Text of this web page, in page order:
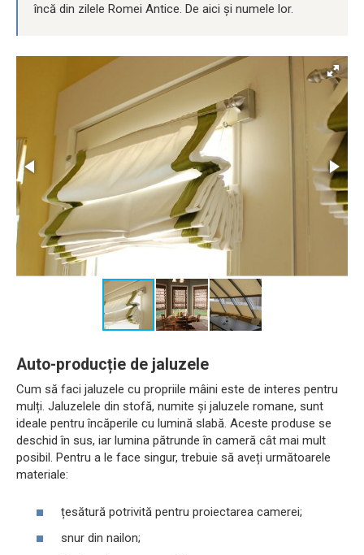
încă din zilele Romei Antice. De aici și numele lor.
Auto-producție de jaluzele
Cum să faci jaluzele cu propriile mâini este de interes pentru
mulți. Jaluzelele din stofă, numite și jaluzele romane, sunt
ideale pentru încăperile cu lumină slabă. Aceste produse se
deschid în sus, iar lumina pătrunde în cameră cât mai mult
posibil. Pentru a le face singur, trebuie să aveți următoarele
materiale:
țesătură potrivită pentru proiectarea camerei;
snur din nailon;